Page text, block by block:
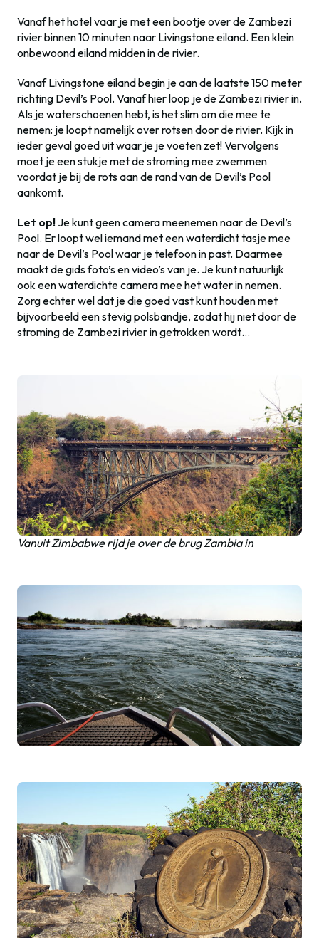
Vanaf het hotel vaar je met een bootje over de Zambezi
rivier binnen 10 minuten naar Livingstone eiland. Een klein
onbewoond eiland midden in de rivier.
Vanaf Livingstone eiland begin je aan de laatste 150 meter
richting Devil’s Pool. Vanaf hier loop je de Zambezi rivier in.
Als je waterschoenen hebt, is het slim om die mee te
nemen: je loopt namelijk over rotsen door de rivier. Kijk in
ieder geval goed uit waar je je voeten zet! Vervolgens
moet je een stukje met de stroming mee zwemmen
voordat je bij de rots aan de rand van de Devil’s Pool
aankomt.
Let op! Je kunt geen camera meenemen naar de Devil’s
Pool. Er loopt wel iemand met een waterdicht tasje mee
naar de Devil’s Pool waar je telefoon in past. Daarmee
maakt de gids foto’s en video’s van je. Je kunt natuurlijk
ook een waterdichte camera mee het water in nemen.
Zorg echter wel dat je die goed vast kunt houden met
bijvoorbeeld een stevig polsbandje, zodat hij niet door de
stroming de Zambezi rivier in getrokken wordt…
Vanuit Zimbabwe rijd je over de brug Zambia in